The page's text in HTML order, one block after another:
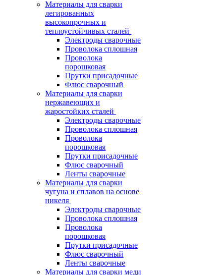
Материалы для сварки
легированных
высокопрочных и
теплоустойчивых сталей
Электроды сварочные
Проволока сплошная
Проволока
порошковая
Прутки присадочные
Флюс сварочный
Материалы для сварки
нержавеющих и
жаростойких сталей
Электроды сварочные
Проволока сплошная
Проволока
порошковая
Прутки присадочные
Флюс сварочный
Ленты сварочные
Материалы для сварки
чугуна и сплавов на основе
никеля
Электроды сварочные
Проволока сплошная
Проволока
порошковая
Прутки присадочные
Флюс сварочный
Ленты сварочные
Материалы для сварки меди